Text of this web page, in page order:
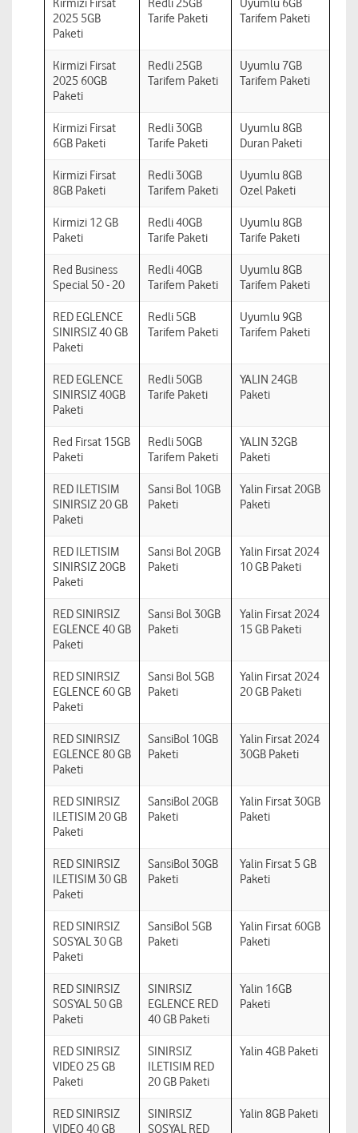
Kirmizi Firsat
2025 5GB
Paketi
Redli 25GB
Tarife Paketi
Uyumlu 6GB
Tarifem Paketi
Kirmizi Firsat
2025 60GB
Paketi
Redli 25GB
Tarifem Paketi
Uyumlu 7GB
Tarifem Paketi
Kirmizi Firsat
6GB Paketi
Redli 30GB
Tarife Paketi
Uyumlu 8GB
Duran Paketi
Kirmizi Firsat
8GB Paketi
Redli 30GB
Tarifem Paketi
Uyumlu 8GB
Ozel Paketi
Kirmizi 12 GB
Paketi
Redli 40GB
Tarife Paketi
Uyumlu 8GB
Tarife Paketi
Red Business
Special 50 - 20
Redli 40GB
Tarifem Paketi
Uyumlu 8GB
Tarifem Paketi
RED EGLENCE
SINIRSIZ 40 GB
Paketi
Redli 5GB
Tarifem Paketi
Uyumlu 9GB
Tarifem Paketi
RED EGLENCE
SINIRSIZ 40GB
Paketi
Redli 50GB
Tarife Paketi
YALIN 24GB
Paketi
Red Firsat 15GB
Paketi
Redli 50GB
Tarifem Paketi
YALIN 32GB
Paketi
RED ILETISIM
SINIRSIZ 20 GB
Paketi
Sansi Bol 10GB
Paketi
Yalin Firsat 20GB
Paketi
RED ILETISIM
SINIRSIZ 20GB
Paketi
Sansi Bol 20GB
Paketi
Yalin Firsat 2024
10 GB Paketi
RED SINIRSIZ
EGLENCE 40 GB
Paketi
Sansi Bol 30GB
Paketi
Yalin Firsat 2024
15 GB Paketi
RED SINIRSIZ
EGLENCE 60 GB
Paketi
Sansi Bol 5GB
Paketi
Yalin Firsat 2024
20 GB Paketi
RED SINIRSIZ
EGLENCE 80 GB
Paketi
SansiBol 10GB
Paketi
Yalin Firsat 2024
30GB Paketi
RED SINIRSIZ
ILETISIM 20 GB
Paketi
SansiBol 20GB
Paketi
Yalin Firsat 30GB
Paketi
RED SINIRSIZ
ILETISIM 30 GB
Paketi
SansiBol 30GB
Paketi
Yalin Firsat 5 GB
Paketi
RED SINIRSIZ
SOSYAL 30 GB
Paketi
SansiBol 5GB
Paketi
Yalin Firsat 60GB
Paketi
RED SINIRSIZ
SOSYAL 50 GB
Paketi
SINIRSIZ
EGLENCE RED
40 GB Paketi
Yalin 16GB
Paketi
RED SINIRSIZ
VIDEO 25 GB
Paketi
SINIRSIZ
ILETISIM RED
20 GB Paketi
Yalin 4GB Paketi
RED SINIRSIZ
VIDEO 40 GB
SINIRSIZ
SOSYAL RED
Yalin 8GB Paketi